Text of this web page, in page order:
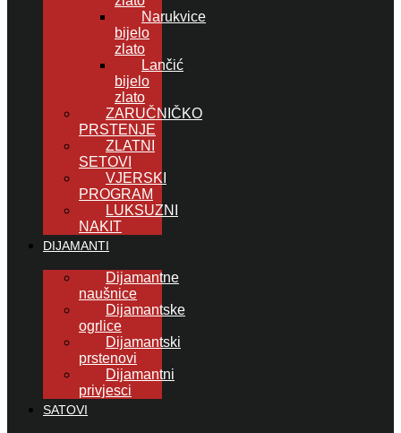
Narukvice
bijelo
zlato
Lančić
bijelo
zlato
ZARUČNIČKO
PRSTENJE
ZLATNI
SETOVI
VJERSKI
PROGRAM
LUKSUZNI
NAKIT
DIJAMANTI
Dijamantne
naušnice
Dijamantske
ogrlice
Dijamantski
prstenovi
Dijamantni
privjesci
SATOVI